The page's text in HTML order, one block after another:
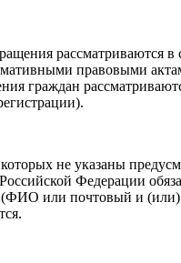
билетов, а такжеправила
а) сПолитикой
обработки
своих
для лиц, соответсвующих
.
рассматриваются в
правовыми
граждан
не указаны
Федерации
(ФИО или почтовый и